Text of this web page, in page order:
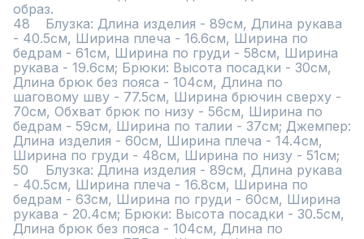
образ.
48	Блузка: Длина изделия - 89см, Длина рукава
- 40.5см, Ширина плеча - 16.6см, Ширина по
бедрам - 61см, Ширина по груди - 58см, Ширина
рукава - 19.6см; Брюки: Высота посадки - 30см,
Длина брюк без пояса - 104см, Длина по
шаговому шву - 77.5см, Ширина брючин сверху -
70см, Обхват брюк по низу - 56см, Ширина по
бедрам - 59см, Ширина по талии - 37см; Джемпер:
Длина изделия - 60см, Ширина плеча - 14.4см,
Ширина по груди - 48см, Ширина по низу - 51см;
50	Блузка: Длина изделия - 89см, Длина рукава
- 40.5см, Ширина плеча - 16.8см, Ширина по
бедрам - 63см, Ширина по груди - 60см, Ширина
рукава - 20.4см; Брюки: Высота посадки - 30.5см,
Длина брюк без пояса - 104см, Длина по